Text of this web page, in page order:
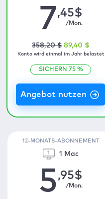
7,45$
/Mon.
358,20 $ 89,40 $
Konto wird einmal im Jahr belastet
SICHERN 75 %
12-MONATS-ABONNEMENT
1 Mac
5,95$
/Mon.